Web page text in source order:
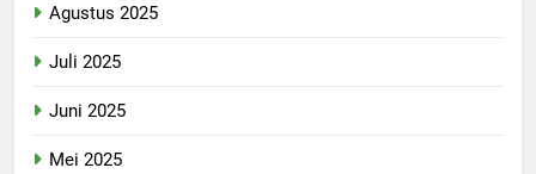
Agustus 2025
Juli 2025
Juni 2025
Mei 2025